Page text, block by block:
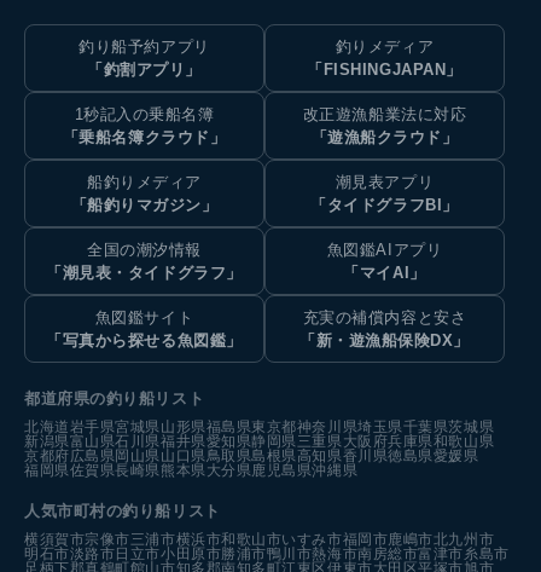
釣り船予約アプリ
「釣割アプリ」
釣りメディア
「FISHINGJAPAN」
1秒記入の乗船名簿
「乗船名簿クラウド」
改正遊漁船業法に対応
「遊漁船クラウド」
船釣りメディア
「船釣りマガジン」
潮見表アプリ
「タイドグラフBI」
全国の潮汐情報
「潮見表・タイドグラフ」
魚図鑑AIアプリ
「マイAI」
魚図鑑サイト
「写真から探せる魚図鑑」
充実の補償内容と安さ
「新・遊漁船保険DX」
都道府県の釣り船リスト
北海道岩手県宮城県山形県福島県東京都神奈川県埼玉県千葉県茨城県
新潟県富山県石川県福井県愛知県静岡県三重県大阪府兵庫県和歌山県
京都府広島県岡山県山口県鳥取県島根県高知県香川県徳島県愛媛県
福岡県佐賀県長崎県熊本県大分県鹿児島県沖縄県
人気市町村の釣り船リスト
横須賀市宗像市三浦市横浜市和歌山市いすみ市福岡市鹿嶋市北九州市
明石市淡路市日立市小田原市勝浦市鴨川市熱海市南房総市富津市糸島市
足柄下郡真鶴町館山市知多郡南知多町江東区伊東市大田区平塚市旭市